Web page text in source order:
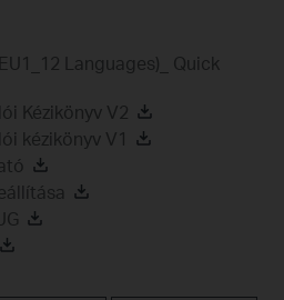
Languages)_ Quick
Kézikönyv V2
kézikönyv V1